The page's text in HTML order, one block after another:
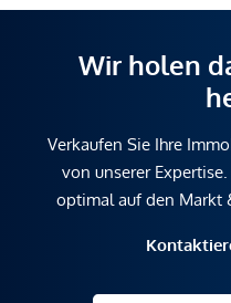
Wir holen
Verkaufen Sie Ihre
von unserer
optimal auf den Markt